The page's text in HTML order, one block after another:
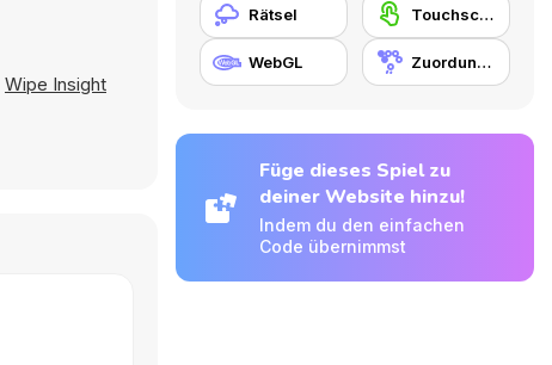
Wipe Insight
Rätsel Touchscreen
WebGL Zuordungsspiel
Füge dieses Spiel zu
deiner Website hinzu!
Indem du den einfachen
Code übernimmst